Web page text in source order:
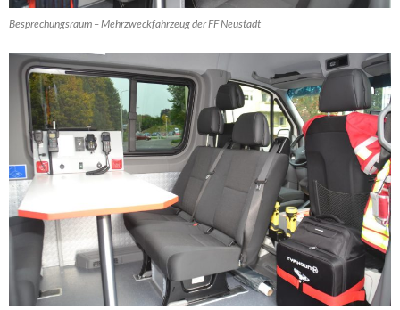
Besprechungsraum – Mehrzweckfahrzeug der FF Neustadt